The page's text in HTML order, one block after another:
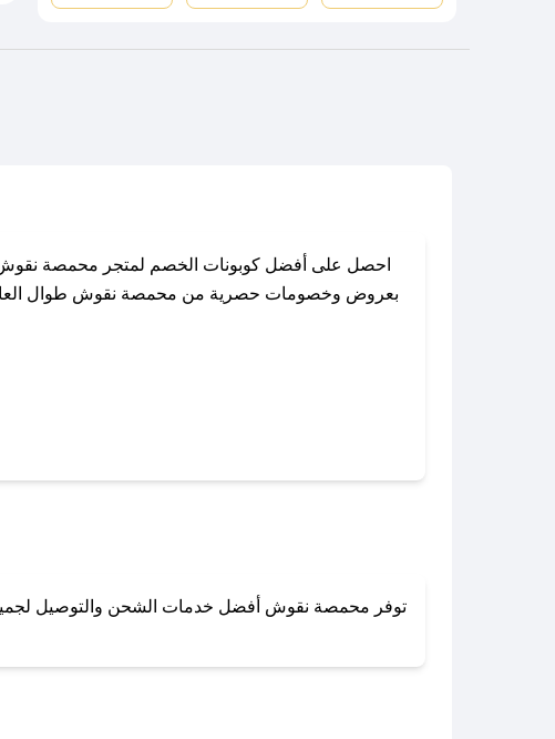
احصل على أفضل كوبونات الخصم لمتجر محمصة نقوش
بعروض وخصومات حصرية من محمصة نقوش طوال العام،
باستخدام تطبيق صحصح، يمكنك العثور بسهولة على
لا تقلق! يمكنك التواصل مع
توفر محمصة نقوش أفضل خدمات الشحن والتوصيل لجميع